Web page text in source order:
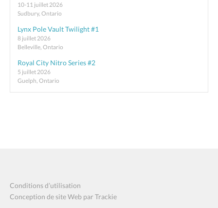
10-11 juillet 2026
Sudbury, Ontario
Lynx Pole Vault Twilight #1
8 juillet 2026
Belleville, Ontario
Royal City Nitro Series #2
5 juillet 2026
Guelph, Ontario
Conditions d’utilisation
Conception de site Web par Trackie